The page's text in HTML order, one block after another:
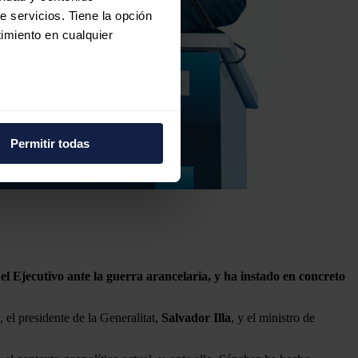
servicios. Tiene la opción
en cualquier
Permitir todas
Ejecutivo ante la guerra arancelaria, y ha instado en concreto
el presidente de la Generalitat, Salvador Illa, y el ministro de